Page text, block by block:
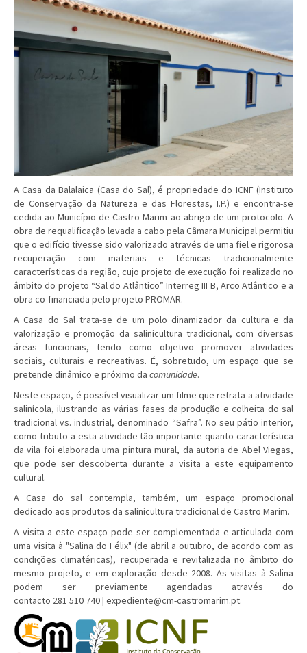
A Casa da Balalaica (Casa do Sal), é propriedade do ICNF (Instituto
de Conservação da Natureza e das Florestas, I.P.) e encontra-se
cedida ao Município de Castro Marim ao abrigo de um protocolo. A
obra de requalificação levada a cabo pela Câmara Municipal permitiu
que o edifício tivesse sido valorizado através de uma fiel e rigorosa
recuperação com materiais e técnicas tradicionalmente
características da região, cujo projeto de execução foi realizado no
âmbito do projeto “Sal do Atlântico” Interreg III B, Arco Atlântico e a
obra co-financiada pelo projeto PROMAR.
A Casa do Sal trata-se de um polo dinamizador da cultura e da
valorização e promoção da salinicultura tradicional, com diversas
áreas funcionais, tendo como objetivo promover atividades
sociais, culturais e recreativas. É, sobretudo, um espaço que se
pretende dinâmico e próximo da comunidade.
Neste espaço, é possível visualizar um filme que retrata a atividade
salinícola, ilustrando as várias fases da produção e colheita do sal
tradicional vs. industrial, denominado “Safra”. No seu pátio interior,
como tributo a esta atividade tão importante quanto característica
da vila foi elaborada uma pintura mural, da autoria de Abel Viegas,
que pode ser descoberta durante a visita a este equipamento
cultural.
A Casa do sal contempla, também, um espaço promocional
dedicado aos produtos da salinicultura tradicional de Castro Marim.
A visita a este espaço pode ser complementada e articulada com
uma visita à "Salina do Félix" (de abril a outubro, de acordo com as
condições climatéricas), recuperada e revitalizada no âmbito do
mesmo projeto, e em exploração desde 2008. As visitas à Salina
podem ser previamente agendadas através do
contacto 281 510 740 | expediente@cm-castromarim.pt.